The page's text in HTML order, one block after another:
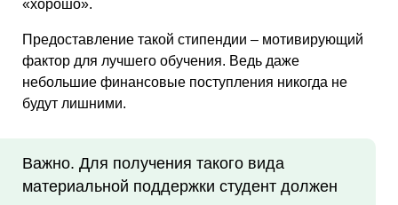
«хорошо».
Предоставление такой стипендии – мотивирующий
фактор для лучшего обучения. Ведь даже
небольшие финансовые поступления никогда не
будут лишними.
Важно. Для получения такого вида
материальной поддержки студент должен